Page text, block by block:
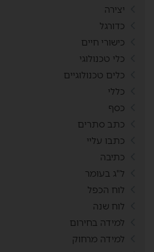
יצירה
כדורגל
כישורי חיים
כלי טכנולוגי
כלים טכנולוגיים
כללי
כסף
כתב סתרים
כתבו עליי
כתיבה
ל"ג בעומר
לוח הכפל
לוח שנה
למידה בחירום
למידה מרחוק